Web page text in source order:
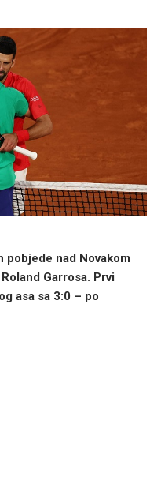
nad Novakom
Garrosa. Prvi
asa sa 3:0 – po